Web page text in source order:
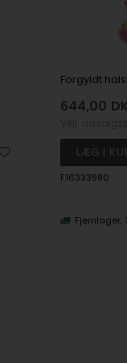
644,00
F16333980